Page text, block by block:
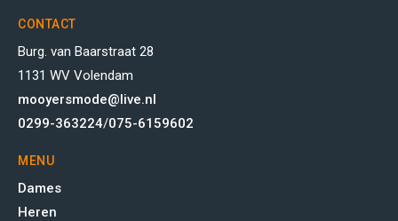
CONTACT
Burg. van Baarstraat 28
1131 WV Volendam
mooyersmode@live.nl
0299-363224/075-6159602
MENU
Dames
Heren